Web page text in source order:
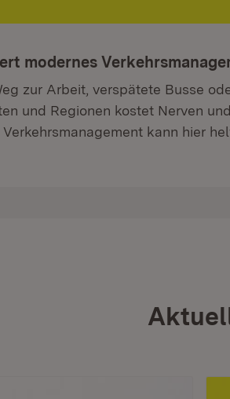
modernes
zur Arbeit, verspätete Busse
und Regionen kostet Nerven
kann hier